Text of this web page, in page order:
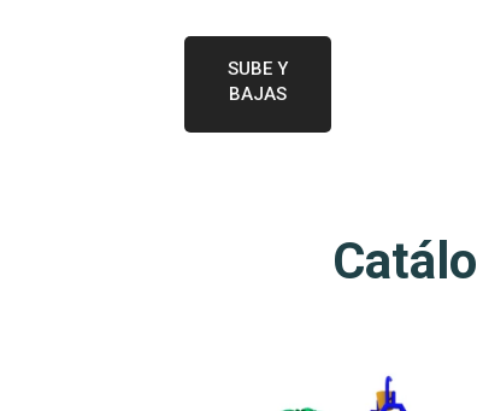
SUBE Y
BAJAS